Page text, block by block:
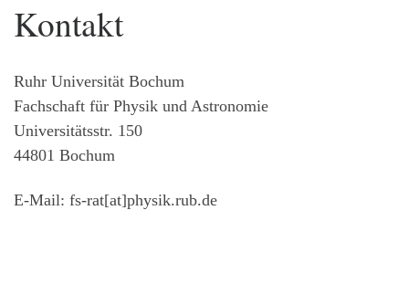
Kontakt
Ruhr Universität Bochum
Fachschaft für Physik und Astronomie
Universitätsstr. 150
44801 Bochum
E-Mail: fs-rat[at]physik.rub.de